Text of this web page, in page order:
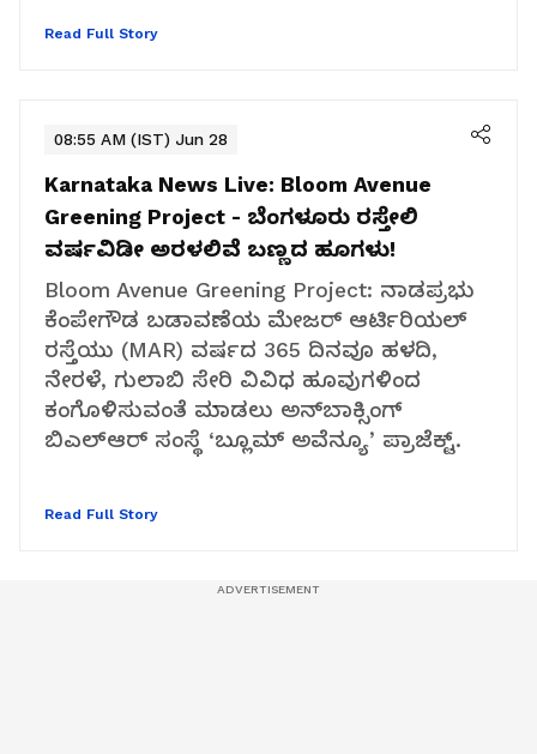
Read Full Story
08:55 AM (IST) Jun 28
Karnataka News Live: Bloom Avenue
Greening Project - ಬೆಂಗಳೂರು ರಸ್ತೇಲಿ
ವರ್ಷವಿಡೀ ಅರಳಲಿವೆ ಬಣ್ಣದ ಹೂಗಳು!
Bloom Avenue Greening Project: ನಾಡಪ್ರಭು
ಕೆಂಪೇಗೌಡ ಬಡಾವಣೆಯ ಮೇಜರ್‌ ಆರ್ಟಿರಿಯಲ್‌
ರಸ್ತೆಯು (MAR) ವರ್ಷದ 365 ದಿನವೂ ಹಳದಿ,
ನೇರಳೆ, ಗುಲಾಬಿ ಸೇರಿ ವಿವಿಧ ಹೂವುಗಳಿಂದ
ಕಂಗೊಳಿಸುವಂತೆ ಮಾಡಲು ಅನ್‌ಬಾಕ್ಸಿಂಗ್‌
ಬಿಎಲ್‌ಆರ್‌ ಸಂಸ್ಥೆ ‘ಬ್ಲೂಮ್‌ ಅವೆನ್ಯೂ’ ಪ್ರಾಜೆಕ್ಟ್‌.
Read Full Story